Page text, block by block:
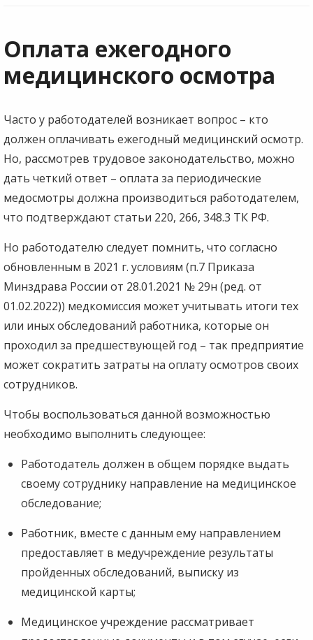
Оплата ежегодного
медицинского осмотра
Часто у работодателей возникает вопрос – кто
должен оплачивать ежегодный медицинский осмотр.
Но, рассмотрев трудовое законодательство, можно
дать четкий ответ – оплата за периодические
медосмотры должна производиться работодателем,
что подтверждают статьи 220, 266, 348.3 ТК РФ.
Но работодателю следует помнить, что согласно
обновленным в 2021 г. условиям (п.7 Приказа
Минздрава России от 28.01.2021 № 29н (ред. от
01.02.2022)) медкомиссия может учитывать итоги тех
или иных обследований работника, которые он
проходил за предшествующей год – так предприятие
может сократить затраты на оплату осмотров своих
сотрудников.
Чтобы воспользоваться данной возможностью
необходимо выполнить следующее:
Работодатель должен в общем порядке выдать
своему сотруднику направление на медицинское
обследование;
Работник, вместе с данным ему направлением
предоставляет в медучреждение результаты
пройденных обследований, выписку из
медицинской карты;
Медицинское учреждение рассматривает